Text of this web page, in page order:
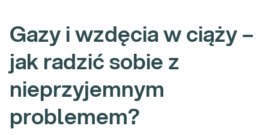
Gazy i wzdęcia w ciąży –
jak radzić sobie z
nieprzyjemnym
problemem?